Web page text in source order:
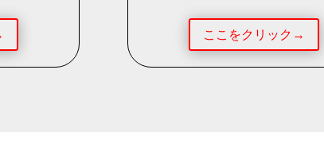
ここをクリック→